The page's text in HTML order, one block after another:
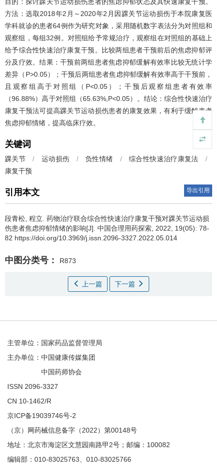
方法：选取2018年2月～2020年2月因踝关节运动损伤于本院康复医
学科就诊的患者64例作为研究对象，采用随机数字表法分为对照组和
观察组，每组32例。对照组给予常规治疗，观察组在对照组的基础上
给予综合性快速治疗康复干预。比较两组患者干预前后的焦虑抑郁评
分及疗效。结果：干预前两组患者焦虑抑郁缓解有效率比较无统计学
差异（P>0.05）；干预后两组患者焦虑抑郁缓解有效率高于干预前，
且观察组高于对照组（P<0.05）；干预后观察组患者有效率
（96.88%）高于对照组（65.63%,P<0.05）。结论：综合性快速治疗
康复干预法可提高踝关节运动损伤患者的康复效果，有利于缓解患者
焦虑抑郁情绪，提高临床疗效。
关键词
踝关节 / 运动损伤 / 负性情绪 / 综合性快速治疗康复法
/
康复干预
引用本文 导出引用
段青松, 程立. 药物治疗联合综合性快速治疗康复干预对踝关节运动损
伤患者焦虑抑郁情绪的影响[J]. 中国合理用药探索, 2022, 19(05): 78-
82 https://doi.org/10.3969/j.issn.2096-3327.2022.05.014
中图分类号： R873
上一篇 下一篇
主管单位：国家药品监督管理局
主办单位：中国健康传媒集团
中国药师协会
ISSN 2096-3327
CN 10-1462/R
京ICP备19039746号-2
（京）网药械信息备字（2022）第00148号
地址：北京市海淀区文慧园南路甲2号；邮编：100082
编辑部：010-83025763、010-83025766